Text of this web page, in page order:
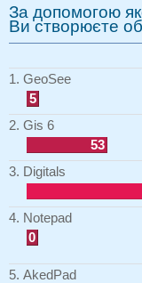
За допомогою
Ви створюєте
1. GeoSee
5
2. Gis 6
53
3. Digitals
4. Notepad
0
5. AkedPad